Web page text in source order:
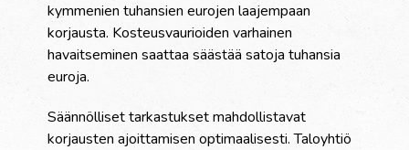
kymmenien tuhansien eurojen laajempaan
korjausta. Kosteusvaurioiden varhainen
havaitseminen saattaa säästää satoja tuhansia
euroja.
Säännölliset tarkastukset mahdollistavat
korjausten ajoittamisen optimaalisesti. Taloyhtiö